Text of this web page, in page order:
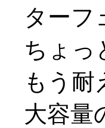
ターフ
ちょっ
もう耐
大容量